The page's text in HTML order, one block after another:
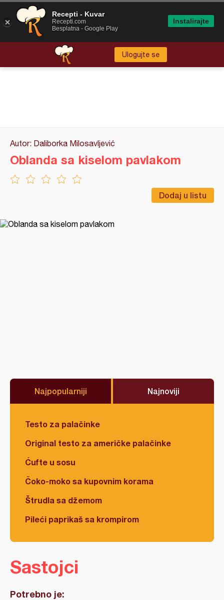
Ulogujte se
Autor: Daliborka Milosavljević
Dodaj u listu
Oblanda sa kiselom pavlakom
Najpopularniji Najnoviji
Testo za palačinke
Original testo za američke palačinke
Ćufte u sosu
Čoko-moko sa kupovnim korama
Štrudla sa džemom
Pileći paprikaš sa krompirom
Sastojci
Potrebno je:
Recepti - Kuvar
Recepti.com
Besplatna - Google Play
Instalirajte